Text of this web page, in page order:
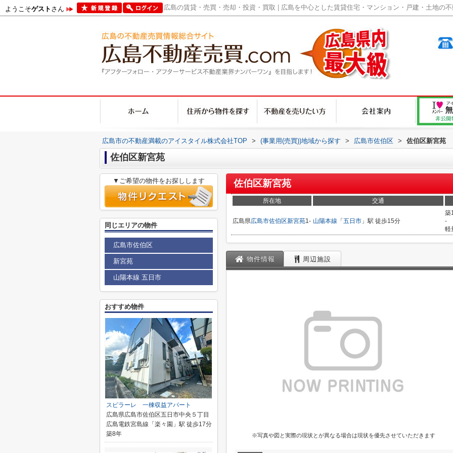
ようこそゲストさん 広島の賃貸・売買・売却・投資・買取 | 広島を中心とした賃貸住宅・マンション・戸建・土地の
広島市の不動産満載のアイスタイル株式会社TOP > (事業用(売買))地域から探す > 広島市佐伯区 > 佐伯区新宮苑
佐伯区新宮苑
佐伯区新宮苑
所在地 交通
広島県広島市佐伯区新宮苑1- 山陽本線 「 五日市 」駅 徒歩15分
築
-
軽
物件情報 周辺施設
※写真や図と実際の現状とが異なる場合は現状を優先させていただきます
▼ご希望の物件をお探しします
同じエリアの物件
広島市佐伯区
新宮苑
山陽本線 五日市
おすすめ物件
スピラーレ 一棟収益アパート
広島県広島市佐伯区五日市中央５丁目
広島電鉄宮島線「楽々園」駅 徒歩17分
築8年